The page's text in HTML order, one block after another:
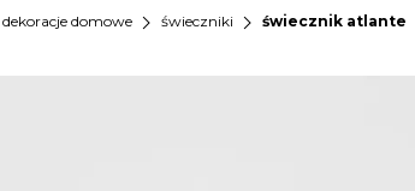
dekoracje domowe chevron_right świeczniki chevron_right świecznik atlante